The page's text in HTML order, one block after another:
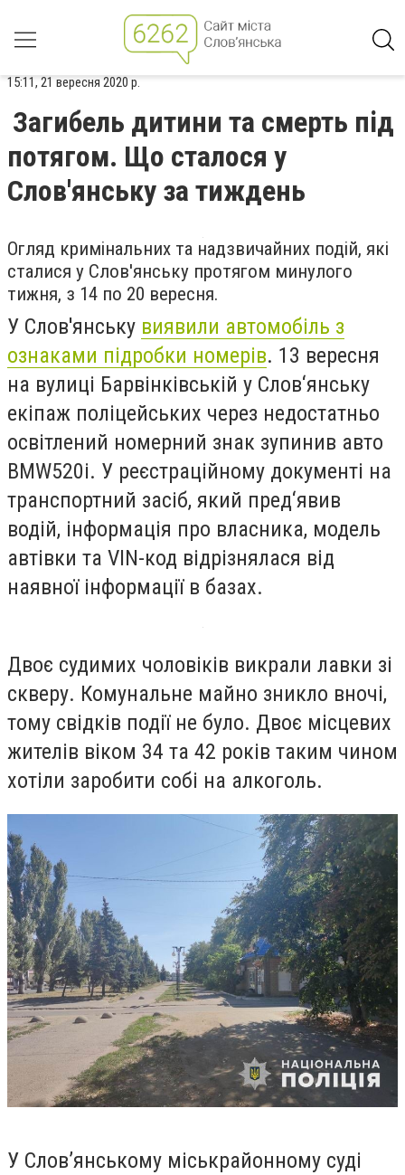
15:11, 21 вересня 2020 р.
Загибель дитини та смерть під
потягом. Що сталося у
Слов'янську за тиждень
Огляд кримінальних та надзвичайних подій, які
сталися у Слов'янську протягом минулого
тижня, з 14 по 20 вересня.
У Слов'янську виявили автомобіль з
ознаками підробки номерів. 13 вересня
на вулиці Барвінківській у Слов‘янську
екіпаж поліцейських через недостатньо
освітлений номерний знак зупинив авто
BMW520i. У реєстраційному документі на
транспортний засіб, який пред‘явив
водій, інформація про власника, модель
автівки та VIN-код відрізнялася від
наявної інформації в базах.
Двоє судимих чоловіків викрали лавки зі
скверу. Комунальне майно зникло вночі,
тому свідків події не було. Двоє місцевих
жителів віком 34 та 42 років таким чином
хотіли заробити собі на алкоголь.
У Слов’янському міськрайонному суді